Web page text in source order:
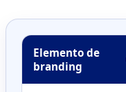
Elemento de
branding